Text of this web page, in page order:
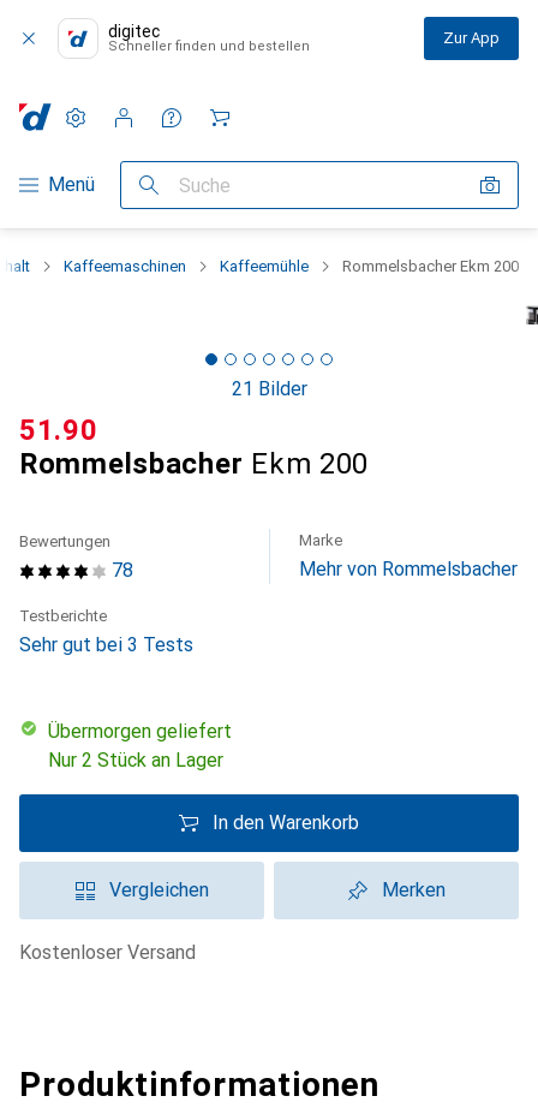
digitec
Schneller finden und bestellen Zur App
Navigation nach Kategorien
Menü Suche
Einstellungen
Kundenkonto
Vergleichslisten
Merklisten
Warenkorb
Kaffeemaschinen Kaffeemühle Rommelsbacher Ekm 200
21 Bilder
Rommelsbacher Ekm 200
CHF
51.90
78
Bewertungen Marke
Mehr von Rommelsbacher
Testberichte
Sehr gut bei 3 Tests
übermorgen geliefert
Nur 2 Stück an Lager
In den Warenkorb
Vergleichen Merken
kostenloser Versand
Produktinformationen